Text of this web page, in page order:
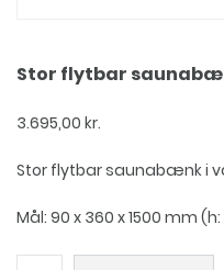
Stor flytbar
3.695,00 kr.
Stor flytbar saunabænk i
Mål: 90 x 360 x 1500 mm